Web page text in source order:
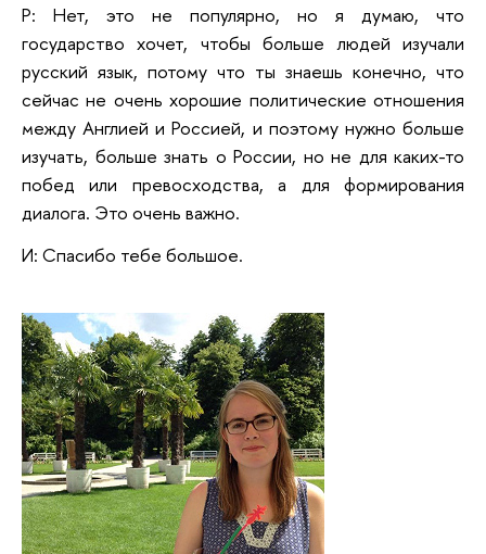
Р: Нет, это не популярно, но я думаю, что
государство хочет, чтобы больше людей изучали
русский язык, потому что ты знаешь конечно, что
сейчас не очень хорошие политические отношения
между Англией и Россией, и поэтому нужно больше
изучать, больше знать о России, но не для каких-то
побед или превосходства, а для формирования
диалога. Это очень важно.
И: Спасибо тебе большое.